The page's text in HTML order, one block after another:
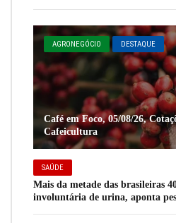
AGRONEGÓCIO DESTAQUE
Café em Foco, 05/08/26,
Cafeicultura
SAÚDE
Mais da metade das brasileiras
involuntária de urina, aponta